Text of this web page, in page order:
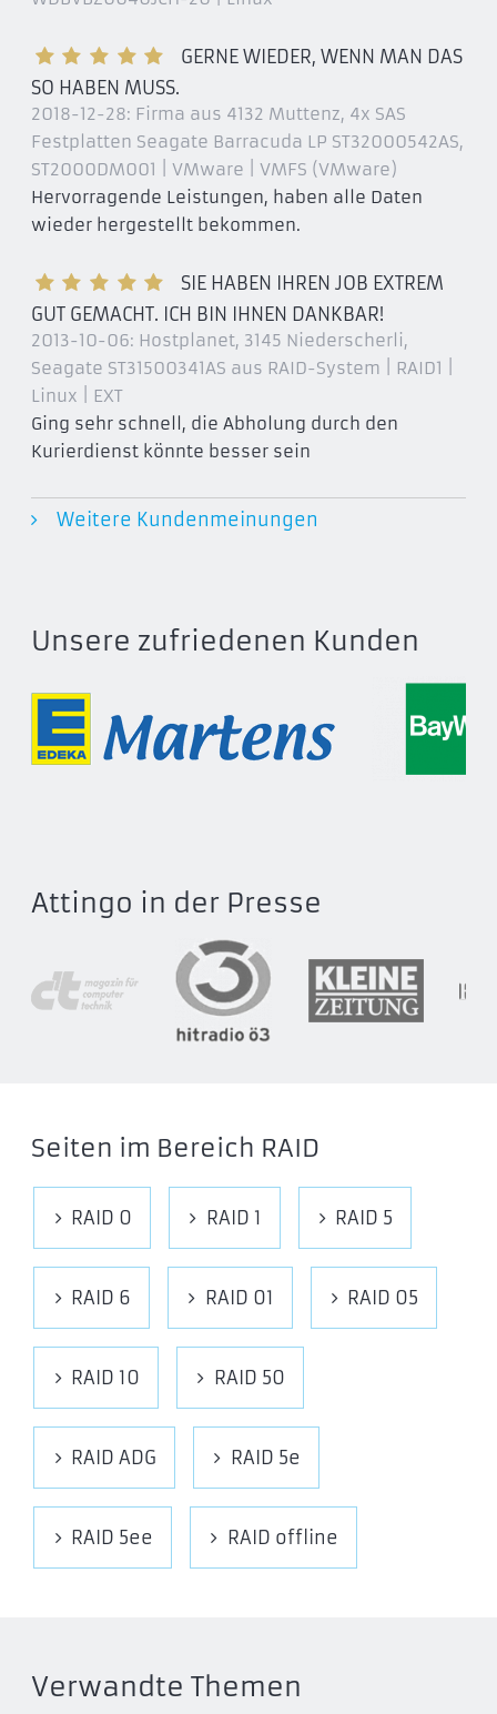
GERNE WIEDER, WENN MAN DAS
SO HABEN MUSS.
2018-12-28: Firma aus 4132 Muttenz, 4x SAS
Festplatten Seagate Barracuda LP ST32000542AS,
ST2000DM001 | VMware | VMFS (VMware)
Hervorragende Leistungen, haben alle Daten
wieder hergestellt bekommen.
SIE HABEN IHREN JOB EXTREM
GUT GEMACHT. ICH BIN IHNEN DANKBAR!
2013-10-06: Hostplanet, 3145 Niederscherli,
Seagate ST31500341AS aus RAID-System | RAID1 |
Linux | EXT
Ging sehr schnell, die Abholung durch den
Kurierdienst könnte besser sein
Weitere Kundenmeinungen
Unsere zufriedenen Kunden
Attingo in der Presse
Seiten im Bereich RAID
RAID 0 RAID 1 RAID 5
RAID 6 RAID 01 RAID 05
RAID 10 RAID 50
RAID ADG RAID 5e
RAID 5ee RAID offline
Verwandte Themen